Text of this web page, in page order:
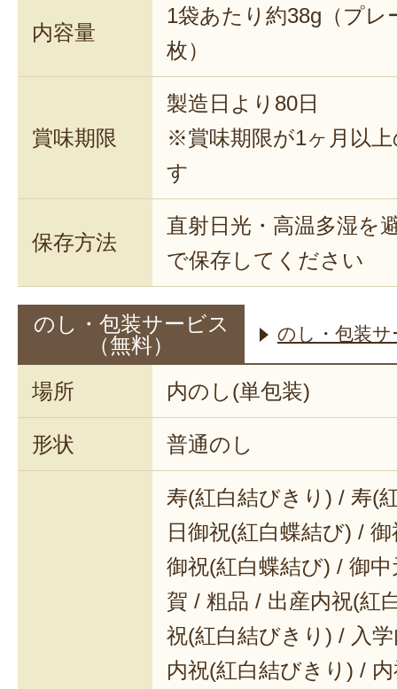
内容量
1袋あたり約38g（プレ
枚）
賞味期限
製造日より80日
※賞味期限が1ヶ月以
す
保存方法
直射日光・高温多湿を
で保存してください
のし・包装サービス
（無料）
のし・包装
場所 内のし(単包装)
形状 普通のし
寿(紅白結びきり) / 寿(
日御祝(紅白蝶結び) /
御祝(紅白蝶結び) / 御
賀 / 粗品 / 出産内祝(紅
祝(紅白結びきり) / 入
内祝(紅白結びきり) /